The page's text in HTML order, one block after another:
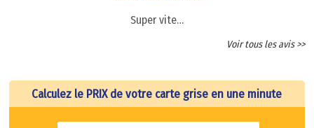
Super vite…
Voir tous les avis >>
Calculez le PRIX de votre carte grise en une minute